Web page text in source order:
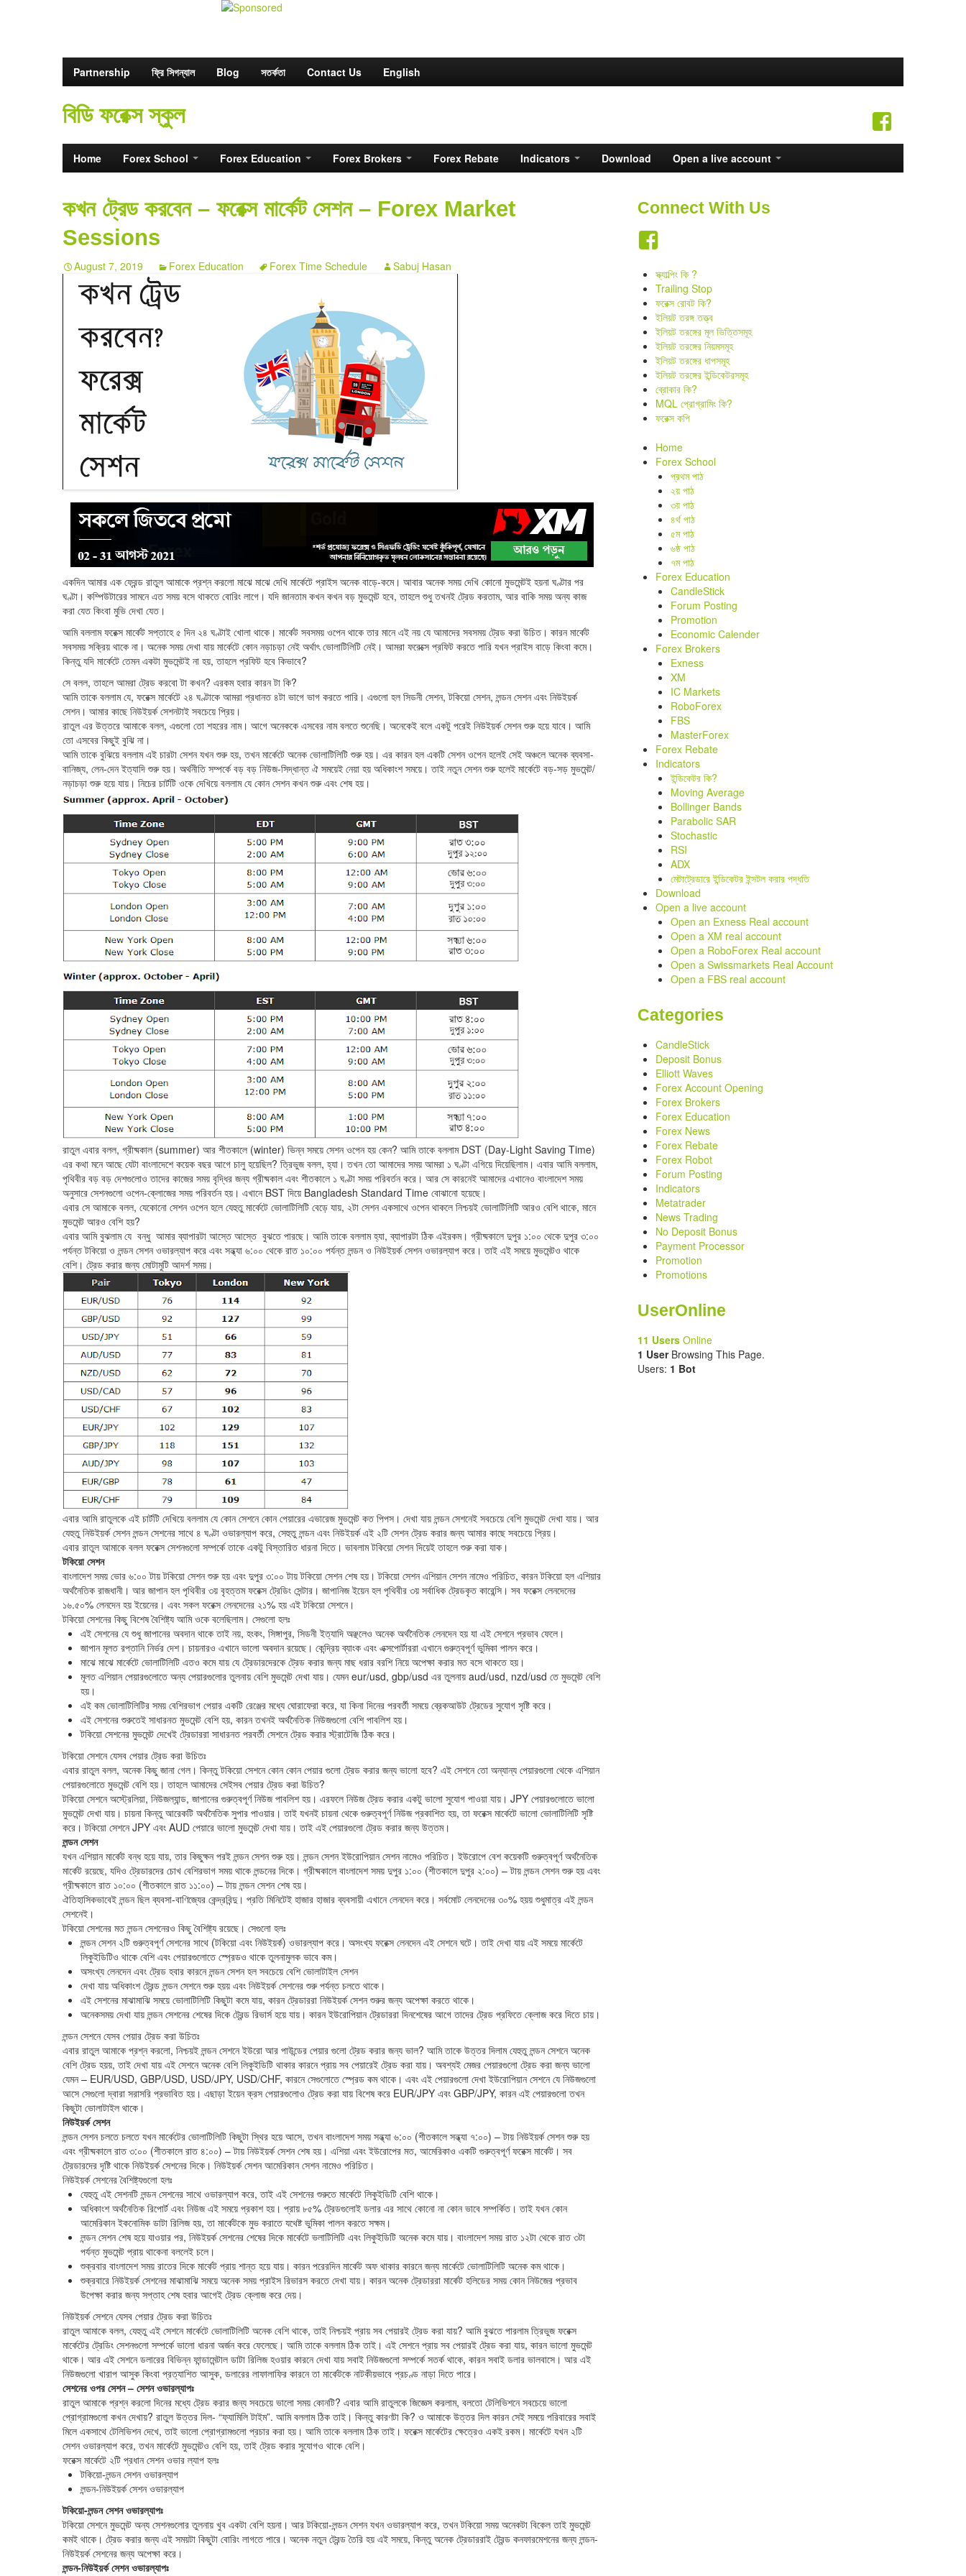
Partnership ফ্রি সিগন্যাল Blog সতর্কতা Contact Us English
বিডি ফরেক্স স্কুল
Home Forex School Forex Education Forex Brokers Forex Rebate Indicators Download Open a live account
কখন ট্রেড করবেন – ফরেক্স মার্কেট সেশন – Forex Market
Sessions
August 7, 2019 Forex Education Forex Time Schedule Sabuj Hasan
একদিন আমার এক ফ্রেন্ড রাতুল আমাকে প্রশ্ন করলো মাঝে মাঝে দেখি মার্কেটে প্রাইস অনেক বাড়ে-কমে। আবার অনেক সময় দেখি কোনো মুভমেন্টই হয়না ঘণ্টার পর
ঘণ্টা। কম্পিউটারের সামনে এত সময় বসে থাকতে বোরিং লাগে। যদি জানতাম কখন কখন বড় মুভমেন্ট হবে, তাহলে শুধু তখনই ট্রেড করতাম, আর বাকি সময় অন্য কাজ
করা যেত কিংবা মুভি দেখা যেত।
আমি বললাম ফরেক্স মার্কেট সপ্তাহে ৫ দিন ২৪ ঘণ্টাই খোলা থাকে। মার্কেট সবসময় ওপেন থাকে তার মানে এই নয় যে আমাদের সবসময় ট্রেড করা উচিত। কারন মার্কেট
সবসময় সক্রিয় থাকে না। অনেক সময় দেখা যায় মার্কেটে কোন নড়াচড়া নেই অর্থাৎ ভোলাটিলিটি নেই। আমরা ফরেক্সে প্রফিট করতে পারি যখন প্রাইস বাড়ে কিংবা কমে।
কিন্তু যদি মার্কেটে তেমন একটা মুভমেন্টই না হয়, তাহলে প্রফিট হবে কিভাবে?
সে বলল, তাহলে আমরা ট্রেড করবো টা কখন? এরকম হবার কারন টা কি?
আমি তাকে বললাম যে, ফরেক্স মার্কেটে ২৪ ঘণ্টাকে আমরা প্রধানত ৪টা ভাগে ভাগ করতে পারি। এগুলো হল সিডনী সেশন, টকিয়ো সেশন, লন্ডন সেশন এবং নিউইয়র্ক
সেশন। আমার কাছে নিউইয়র্ক সেশনটাই সবচেয়ে প্রিয়।
রাতুল এর উত্তরে আমাকে বলল, এগুলো তো শহরের নাম। আগে অনেককে এসবের নাম বলতে শুনেছি। অনেকেই বলে একটু পরেই নিউইয়র্ক সেশন শুরু হয়ে যাবে। আমি
তো এসবের কিছুই বুঝি না।
আমি তাকে বুঝিয়ে বললাম এই চারটা সেশন যখন শুরু হয়, তখন মার্কেটে অনেক ভোলাটিলিটি শুরু হয়। এর কারন হল একটি সেশন ওপেন হলেই সেই অঞ্চলে অনেক ব্যবসা-
বানিজ্য, লেন-দেন ইত্যাদি শুরু হয়। অর্থনীতি সম্পর্কে বড় বড় নিউজ-সিদ্ধান্ত ঐ সময়েই নেয়া হয় অধিকাংশ সময়ে। তাই নতুন সেশন শুরু হলেই মার্কেটে বড়-সড় মুভমেন্ট/
নড়াচড়া শুরু হয়ে যায়। নিচের চার্টটি ওকে দেখিয়ে বললাম যে কোন সেশন কখন শুরু এবং শেষ হয়।
রাতুল এবার বলল, গ্রীষ্মকাল (summer) আর শীতকালে (winter) ভিন্ন সময়ে সেশন ওপেন হয় কেন? আমি তাকে বললাম DST (Day-Light Saving Time)
এর কথা মনে আছে যেটা বাংলাদেশে কয়েক বছর আগে চালু হয়েছিল? ত্রিভুজ বলল, হ্যা। তখন তো আমাদের সময় আমরা ১ ঘণ্টা এগিয়ে দিয়েছিলাম। এবার আমি বললাম,
পৃথিবীর বড় বড় দেশগুলোও তাদের কাজের সময় বৃদ্ধির জন্য গ্রীষ্মকাল এবং শীতকালে ১ ঘণ্টা সময় পরিবর্তন করে। আর সে কারনেই আমাদের এখানেও বাংলাদেশ সময়
অনুসারে সেশনগুলো ওপেন-ক্লোজের সময় পরিবর্তন হয়। এখানে BST দিয়ে Bangladesh Standard Time বোঝানো হয়েছে।
এবার সে আমাকে বলল, যেকোনো সেশন ওপেন হলে যেহুতু মার্কেটে ভোলাটিলিটি বেড়ে যায়, ২টা সেশন একসাথে ওপেন থাকলে নিশ্চয়ই ভোলাটিলিটি আরও বেশি থাকে, মানে
মুভমেন্ট আরও বেশি হয়?
এবার আমি বুঝলাম যে বন্ধু আমার ব্যাপারটা আস্তে আস্তে বুঝতে পারছে। আমি তাকে বললাম হ্যা, ব্যাপারটা ঠিক এইরকম। গ্রীষ্মকালে দুপুর ১:০০ থেকে দুপুর ৩:০০
পর্যন্ত টকিয়ো ও লন্ডন সেশন ওভারল্যাপ করে এবং সন্ধ্যা ৬:০০ থেকে রাত ১০:০০ পর্যন্ত লন্ডন ও নিউইয়র্ক সেশন ওভারল্যাপ করে। তাই এই সময়ে মুভমেন্টও থাকে
বেশি। ট্রেড করার জন্য মোটামুটি আদর্শ সময়।
এবার আমি রাতুলকে এই চার্টটি দেখিয়ে বললাম যে কোন সেশনে কোন পেয়ারের এভারেজ মুভমেন্ট কত পিপস। দেখা যায় লন্ডন সেশনেই সবচেয়ে বেশি মুভমেন্ট দেখা যায়। আর
যেহুতু নিউইয়র্ক সেশন লন্ডন সেশনের সাথে ৪ ঘণ্টা ওভারল্যাপ করে, সেহুতু লন্ডন এবং নিউইয়র্ক এই ২টি সেশন ট্রেড করার জন্য আমার কাছে সবচেয়ে প্রিয়।
এবার রাতুল আমাকে বলল ফরেক্স সেশনগুলো সম্পর্কে তাকে একটু বিস্তারিত ধারনা দিতে। ভাবলাম টকিয়ো সেশন দিয়েই তাহলে শুরু করা যাক।
টকিয়ো সেশন
বাংলাদেশ সময় ভোর ৬:০০ টায় টকিয়ো সেশন শুরু হয় এবং দুপুর ৩:০০ টায় টকিয়ো সেশন শেষ হয়। টকিয়ো সেশন এশিয়ান সেশন নামেও পরিচিত, কারন টকিয়ো হল এশিয়ার
অর্থনৈতিক রাজধানী। আর জাপান হল পৃথিবীর ৩য় বৃহত্তম ফরেক্স ট্রেডিং সেন্টার। জাপানিজ ইয়েন হল পৃথিবীর ৩য় সর্বাধিক ট্রেডকৃত কারেন্সি। সব ফরেক্স লেনদেনের
১৬.৫০% লেনদেন হয় ইয়েনের। এবং সকল ফরেক্স লেনদেনের ২১% হয় এই টকিয়ো সেশনে।
টকিয়ো সেশনের কিছু বিশেষ বৈশিষ্ট্য আমি ওকে বলেছিলাম। সেগুলো হলঃ
এই সেশনের যে শুধু জাপানের অবদান থাকে তাই নয়, হংকং, সিঙ্গাপুর, সিডনী ইত্যাদি অঞ্ছলেও অনেক অর্থনৈতিক লেনদেন হয় যা এই সেশনে প্রভাব ফেলে।
জাপান মূলত রপ্তানি নির্ভর দেশ। চায়নারও এখানে ভালো অবদান রয়েছে। কেন্দ্রিয় ব্যাংক এবং এক্সপোর্টাররা এখানে গুরুত্বপূর্ণ ভুমিকা পালন করে।
মাঝে মাঝে মার্কেটে ভোলাটিলিটি এতও কমে যায় যে ট্রেডারদেরকে ট্রেড করার জন্য মাছ ধরার বরশি নিয়ে অপেক্ষা করার মত বসে থাকতে হয়।
মূলত এশিয়ান পেয়ারগুলোতে অন্য পেয়ারগুলোর তুলনায় বেশি মুভমেন্ট দেখা যায়। যেমন eur/usd, gbp/usd এর তুলনায় aud/usd, nzd/usd তে মুভমেন্ট বেশি
হয়।
এই কম ভোলাটিলিটির সময় বেশিরভাগ পেয়ার একটি রেঞ্জের মধ্যে ঘোরাফেরা করে, যা কিনা দিনের পরবর্তী সময়ে ব্রেকআউট ট্রেডের সুযোগ সৃষ্টি করে।
এই সেশনের শুরুতেই সাধারনত মুভমেন্ট বেশি হয়, কারন তখনই অর্থনৈতিক নিউজগুলো বেশি পাবলিশ হয়।
টকিয়ো সেশনের মুভমেন্ট দেখেই ট্রেডাররা সাধারনত পরবর্তী সেশনে ট্রেড করার স্ট্রাটেজি ঠিক করে।
টকিয়ো সেশনে যেসব পেয়ার ট্রেড করা উচিতঃ
এবার রাতুল বলল, অনেক কিছু জানা গেল। কিন্তু টকিয়ো সেশনে কোন কোন পেয়ার গুলো ট্রেড করার জন্য ভালো হবে? এই সেশনে তো অন্যান্য পেয়ারগুলো থেকে এশিয়ান
পেয়ারগুলোতে মুভমেন্ট বেশি হয়। তাহলে আমাদের সেইসব পেয়ার ট্রেড করা উচিত?
টকিয়ো সেশনে অস্ট্রেলিয়া, নিউজল্যান্ড, জাপানের গুরুত্বপূর্ণ নিউজ পাবলিশ হয়। এরফলে নিউজ ট্রেড করার একটু ভালো সুযোগ পাওয়া যায়। JPY পেয়ারগুলোতে ভালো
মুভমেন্ট দেখা যায়। চায়না কিন্তু আরেকটি অর্থনৈতিক সুপার পাওয়ার। তাই যখনই চায়না থেকে গুরুত্বপূর্ণ নিউজ প্রকাশিত হয়, তা ফরেক্স মার্কেটে ভালো ভোলাটিলিটি সৃষ্টি
করে। টকিয়ো সেশনে JPY এবং AUD পেয়ারে ভালো মুভমেন্ট দেখা যায়। তাই এই পেয়ারগুলো ট্রেড করার জন্য উত্তম।
লন্ডন সেশন
যখন এশিয়ান মার্কেট বন্ধ হয়ে যায়, তার কিছুক্ষন পরই লন্ডন সেশন শুরু হয়। লন্ডন সেশন ইউরোপিয়ান সেশন নামেও পরিচিত। ইউরোপে বেশ কয়েকটি গুরুত্বপূর্ণ অর্থনৈতিক
মার্কেট রয়েছে, যদিও ট্রেডারদের চোখ বেশিরভাগ সময় থাকে লন্ডনের দিকে। গ্রীষ্মকালে বাংলাদেশ সময় দুপুর ১:০০ (শীতকালে দুপুর ২:০০) – টায় লন্ডন সেশন শুরু হয় এবং
গ্রীষ্মকালে রাত ১০:০০ (শীতকালে রাত ১১:০০) – টায় লন্ডন সেশন শেষ হয়।
ঐতিহাসিকভাবেই লন্ডন ছিল ব্যবসা-বাণিজ্যের কেন্দ্রবিন্দু। প্রতি মিনিটেই হাজার হাজার ব্যবসায়ী এখানে লেনদেন করে। সর্বমোট লেনদেনের ৩০% হয়য় শুধুমাত্র এই লন্ডন
সেশনেই।
টকিয়ো সেশনের মত লন্ডন সেশনেরও কিছু বৈশিষ্ট্য রয়েছে। সেগুলো হলঃ
লন্ডন সেশন ২টি গুরুত্বপূর্ণ সেশনের সাথে (টকিয়ো এবং নিউইয়র্ক) ওভারল্যাপ করে। অসংখ্য ফরেক্স লেনদেন এই সেশনে ঘটে। তাই দেখা যায় এই সময়ে মার্কেটে
লিকুইডিটিও থাকে বেশি এবং পেয়ারগুলোতে স্প্রেডও থাকে তুলনামুলক ভাবে কম।
অসংখ্য লেনদেন এবং ট্রেড হবার কারনে লন্ডন সেশন হল সবচেয়ে বেশি ভোলাটাইল সেশন
দেখা যায় অধিকাংশ ট্রেন্ড লন্ডন সেশনে শুরু হয়য় এবং নিউইয়র্ক সেশনের শুরু পর্যন্ত চলতে থাকে।
এই সেশনের মাঝামাঝি সময়ে ভোলাটিলিটি কিছুটা কমে যায়, কারন ট্রেডাররা নিউইয়র্ক সেশন শুরুর জন্য অপেক্ষা করতে থাকে।
অনেকসময় দেখা যায় লন্ডন সেশনের শেষের দিকে ট্রেন্ড রিভার্স হয়ে যায়। কারন ইউরোপিয়ান ট্রেডাররা দিনশেষের আগে তাদের ট্রেড প্রফিতে ক্লোজ করে দিতে চায়।
লন্ডন সেশনে যেসব পেয়ার ট্রেড করা উচিতঃ
এবার রাতুল আমাকে প্রশ্ন করলো, নিশ্চয়ই লন্ডন সেশনে ইউরো আর পাউন্ডের পেয়ার গুলো ট্রেড করার জন্য ভাল? আমি তাকে উত্তর দিলাম যেহুতু লন্ডন সেশনে অনেক
বেশি ট্রেড হয়য়, তাই দেখা যায় এই সেশনে অনেক বেশি লিকুইডিটি থাকার কারনে প্রায় সব পেয়ারেই ট্রেড করা যায়। অবশ্যই মেজর পেয়ারগুলো ট্রেড করা জন্য ভালো
যেমন – EUR/USD, GBP/USD, USD/JPY, USD/CHF, কারনে সেগুলোতে স্প্রেড কম থাকে। এবং এই পেয়ারগুলো দেখা ইউরোপিয়ান সেশনে যে নিউজগুলো
আসে সেগুলো দ্বারা সরাসরি প্রভাবিত হয়। এছাড়া ইয়েন ক্রস পেয়ারগুলোও ট্রেড করা যায় বিশেষ করে EUR/JPY এবং GBP/JPY, কারন এই পেয়ারগুলো তখন
কিছুটা ভোলাটাইল থাকে।
নিউইয়র্ক সেশন
লন্ডন সেশন চলতে চলতে যখন মার্কেটের ভোলাটিলিটি কিছুটা স্থির হয়ে আসে, তখন বাংলাদেশ সময় সন্ধ্যা ৬:০০ (শীতকালে সন্ধ্যা ৭:০০) – টায় নিউইয়র্ক সেশন শুরু হয়
এবং গ্রীষ্মকালে রাত ৩:০০ (শীতকালে রাত ৪:০০) – টায় নিউইয়র্ক সেশন শেষ হয়। এশিয়া এবং ইউরোপের মত, আমেরিকাও একটি গুরুত্বপূর্ণ ফরেক্স মার্কেট। সব
ট্রেডারদের দৃষ্টি থাকে নিউইয়র্ক সেশনের দিকে। নিউইয়র্ক সেশন আমেরিকান সেশন নামেও পরিচিত।
নিউইয়র্ক সেশনের বৈশিষ্ট্যগুলো হলঃ
যেহুতু এই সেশনটি লন্ডন সেশনের সাথে ওভারল্যাপ করে, তাই এই সেশনের শুরুতে মার্কেটে লিকুইডিটি বেশি থাকে।
অধিকাংশ অর্থনৈতিক রিপোর্ট এবং নিউজ এই সময়ে প্রকাশ হয়। প্রায় ৮৫% ট্রেডগুলোই ডলার এর সাথে কোনো না কোন ভাবে সম্পর্কিত। তাই যখন কোন
আমেরিকান ইকনোমিক ডাটা রিলিজ হয়, তা মার্কেটকে মুভ করাতে যথেষ্ট ভুমিকা পালন করতে সক্ষম।
লন্ডন সেশন শেষ হয়ে যাওয়ার পর, নিউইয়র্ক সেশনের শেষের দিকে মার্কেটে ভলাটিলিটি এবং লিকুইডিটি অনেক কমে যায়। বাংলাদেশ সময় রাত ১২টা থেকে রাত ৩টা
পর্যন্ত মুভমেন্ট প্রায় থাকেনা বললেই চলে।
শুক্রবার বাংলাদেশ সময় রাতের দিকে মার্কেট প্রায় শান্ত হয়ে যায়। কারন পরেরদিন মার্কেট অফ থাকার কারনে জন্য মার্কেটে ভোলাটিলিটি অনেক কম থাকে।
শুক্রবারে নিউইয়র্ক সেশনের মাঝামাঝি সময়ে অনেক সময় প্রাইস রিভারস করতে দেখা যায়। কারন অনেক ট্রেডাররা মার্কেট হলিডের সময় কোন নিউজের প্রভাব
উপেক্ষা করার জন্য সপ্তাহ শেষ হবার আগেই ট্রেড ক্লোজ করে দেয়।
নিউইয়র্ক সেশনে যেসব পেয়ার ট্রেড করা উচিতঃ
রাতুল আমাকে বলল, যেহুতু এই সেশনে মার্কেটে ভোলাটিলিটি অনেক বেশি থাকে, তাই নিশ্চয়ই প্রায় সব পেয়ারই ট্রেড করা যায়? আমি বুঝতে পারলাম ত্রিভুজ ফরেক্স
মার্কেটের ট্রেডিং সেশনগুলো সম্পর্কে ভালো ধারনা অর্জন করে ফেলেছে। আমি তাকে বললাম ঠিক তাই। এই সেশনে প্রায় সব পেয়ারই ট্রেড করা যায়, কারন ভালো মুভমেন্ট
থাকে। আর এই সেশনে ডলারের বিভিন্ন ফান্ডামেন্টাল ডাটা রিলিজ হওয়ার কারনে দেখা যায় সবাই নিউজগুলো সম্পর্কে সতর্ক থাকে, কারন সবাই ডলার ভালবাসে। আর এই
নিউজগুলো খারাপ আসুক কিংবা প্রত্যাশিত আসুক, ডলারের লাফালাফির কারনে তা মার্কেটকে নাটকীয়ভাবে প্রচণ্ড নাড়া দিতে পারে।
সেশনের ওপর সেশন – সেশন ওভারল্যাপঃ
রাতুল আমাকে প্রশ্ন করলো দিনের মধ্যে ট্রেড করার জন্য সবচেয়ে ভালো সময় কোনটি? এবার আমি রাতুলকে জিজ্ঞেস করলাম, বলতো টেলিভিশনে সবচেয়ে ভালো
প্রোগ্রামগুলো কখন দেখায়? রাতুল উত্তর দিল- “ফ্যামিলি টাইম”. আমি বললাম ঠিক তাই। কিন্তু কারণটা কি? ও আমাকে উত্তর দিল কারন সেই সময়ে পরিবারের সবাই
মিলে একসাথে টেলিভিশন দেখে, তাই ভালো প্রোগ্রামগুলো প্রচার করা হয়। আমি তাকে বললাম ঠিক তাই। ফরেক্স মার্কেটের ক্ষেত্রেও একই রকম। মার্কেটে যখন ২টি
সেশন ওভারল্যাপ করে, তখন মার্কেটে মুভমেন্টও বেশি হয়, তাই ট্রেড করার সুযোগও থাকে বেশি।
ফরেক্স মার্কেটে ২টি প্রধান সেশন ওভার ল্যাপ হলঃ
টকিয়ো-লন্ডন সেশন ওভারল্যাপ
লন্ডন-নিউইয়র্ক সেশন ওভারল্যাপ
টকিয়ো-লন্ডন সেশন ওভারল্যাপঃ
টকিয়ো সেশনে মুভমেন্ট অন্য সেশনগুলোর তুলনায় খুব একটা বেশি হয়না। আর টকিয়ো-লন্ডন সেশন যখন ওভারল্যাপ করে, তখন টকিয়ো সময় অনেকটা বিকেল তাই মুভমেন্ট
কমই থাকে। ট্রেড করার জন্য এই সময়টা কিছুটা বোরিং লাগতে পারে। অনেক নতুন ট্রেন্ড তৈরি হয় এই সময়ে, কিন্তু অনেক ট্রেডাররাই ট্রেন্ড কনফারমেশনের জন্য লন্ডন-
নিউইয়র্ক সেশনের জন্য অপেক্ষা করে।
লন্ডন-নিউইয়র্ক সেশন ওভারল্যাপঃ
Connect With Us
স্ক্যাল্পিং কি ?
Trailing Stop
ফরেক্স রোবট কি?
ইলিয়ট তরঙ্গ তত্ত্ব
ইলিয়ট তরঙ্গের মূল ভিত্তিসমূহ
ইলিয়ট তরঙ্গের নিয়মসমূহ
ইলিয়ট তরঙ্গের ধাপসমূহ
ইলিয়ট তরঙ্গের ইন্ডিকেটরসমূহ
ব্রোকার কি?
MQL প্রোগ্রামিং কি?
ফরেক্স কপি
Home
Forex School
প্রথম পাঠ
২য় পাঠ
৩য় পাঠ
৪র্থ পাঠ
৫ম পাঠ
৬ষ্ঠ পাঠ
৭ম পাঠ
Forex Education
CandleStick
Forum Posting
Promotion
Economic Calender
Forex Brokers
Exness
XM
IC Markets
RoboForex
FBS
MasterForex
Forex Rebate
Indicators
ইন্ডিকেটর কি?
Moving Average
Bollinger Bands
Parabolic SAR
Stochastic
RSI
ADX
মেটাট্রেডারে ইন্ডিকেটর ইন্সটল করার পদ্ধতি
Download
Open a live account
Open an Exness Real account
Open a XM real account
Open a RoboForex Real account
Open a Swissmarkets Real Account
Open a FBS real account
Categories
CandleStick
Deposit Bonus
Elliott Waves
Forex Account Opening
Forex Brokers
Forex Education
Forex News
Forex Rebate
Forex Robot
Forum Posting
Indicators
Metatrader
News Trading
No Deposit Bonus
Payment Processor
Promotion
Promotions
UserOnline
11 Users Online
1 UserBrowsing This Page.
Users: 1 Bot